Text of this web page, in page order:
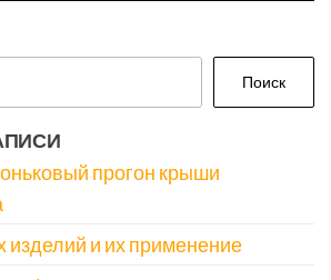
Поиск
прогон крыши
и их применение